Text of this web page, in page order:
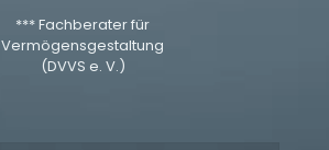
*** Fachberater für
Vermögensgestaltung
(DVVS e. V.)